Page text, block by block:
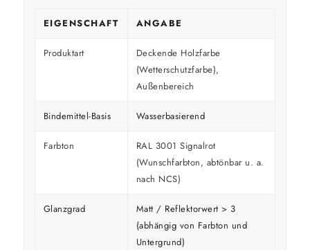
EIGENSCHAFT ANGABE
Produktart
Deckende Holzfarbe
(Wetterschutzfarbe),
Außenbereich
Bindemittel-Basis Wasserbasierend
Farbton
RAL 3001 Signalrot
(Wunschfarbton, abtönbar u. a.
nach NCS)
Glanzgrad
Matt / Reflektorwert > 3
(abhängig von Farbton und
Untergrund)